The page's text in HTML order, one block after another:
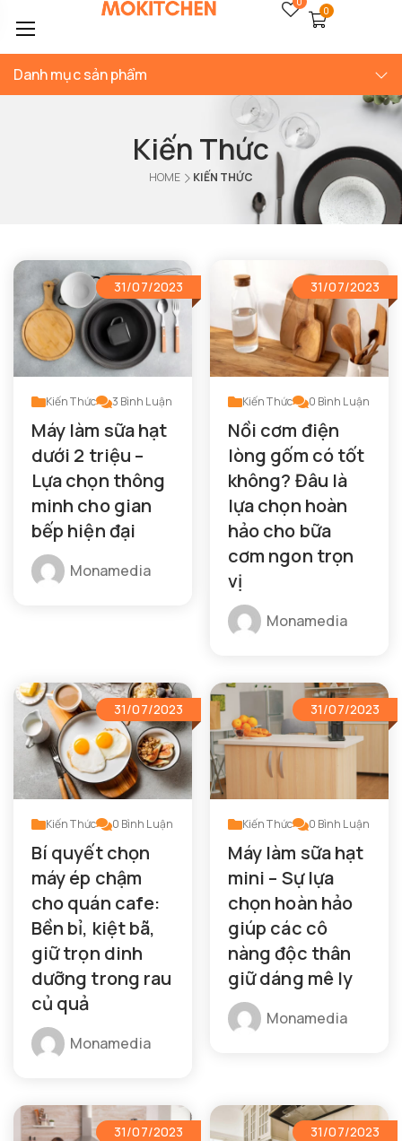
0
Danh mục sản phẩm
Kiến Thức
HOME KIẾN THỨC
31/07/2023
Kiến Thức 3 Bình Luận
Máy làm sữa hạt
dưới 2 triệu –
Lựa chọn thông
minh cho gian
bếp hiện đại
Monamedia
31/07/2023
Kiến Thức 0 Bình Luận
Nồi cơm điện
lòng gốm có tốt
không? Đâu là
lựa chọn hoàn
hảo cho bữa
cơm ngon trọn
vị
Monamedia
31/07/2023
Kiến Thức 0 Bình Luận
Bí quyết chọn
máy ép chậm
cho quán cafe:
Bền bỉ, kiệt bã,
giữ trọn dinh
dưỡng trong rau
củ quả
Monamedia
31/07/2023
Kiến Thức 0 Bình Luận
Máy làm sữa hạt
mini – Sự lựa
chọn hoàn hảo
giúp các cô
nàng độc thân
giữ dáng mê ly
Monamedia
31/07/2023 31/07/2023